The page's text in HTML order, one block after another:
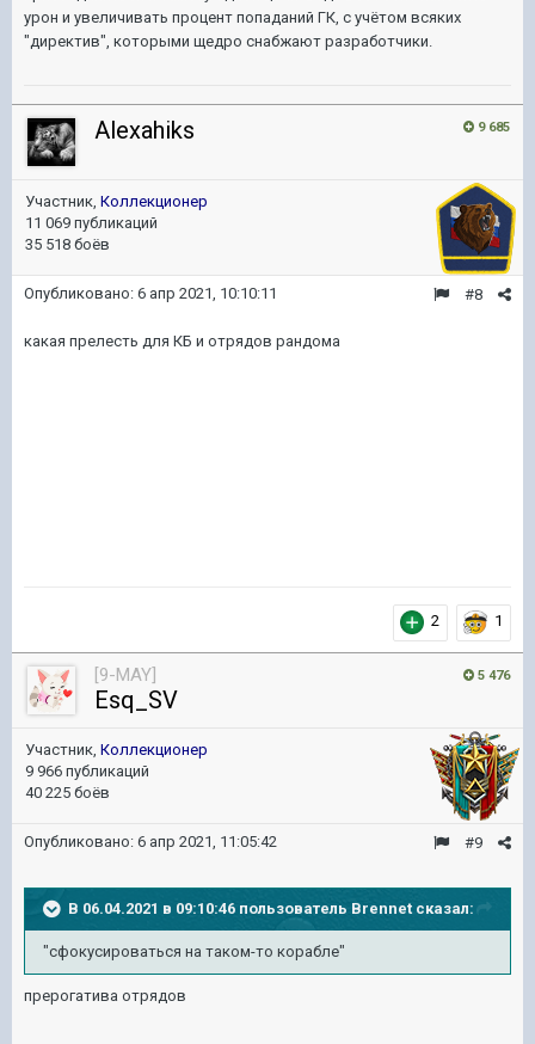
урон и увеличивать процент попаданий ГК, с учётом всяких
"директив", которыми щедро снабжают разработчики.
9 685
Alexahiks
Участник, Коллекционер
11 069 публикаций
35 518 боёв
#8
Опубликовано: 6 апр 2021, 10:10:11
какая прелесть для КБ и отрядов рандома
2 1
5 476
[9-MAY]
Esq_SV
Участник, Коллекционер
9 966 публикаций
40 225 боёв
#9
Опубликовано: 6 апр 2021, 11:05:42
В 06.04.2021 в 09:10:46 пользователь Brennet сказал:
"сфокусироваться на таком-то корабле"
прерогатива отрядов